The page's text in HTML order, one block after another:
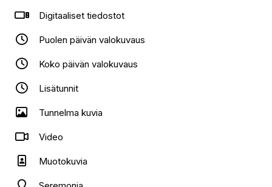
Jasper Simonsen
Digitaaliset tiedostot
Puolen päivän valokuvaus
Koko päivän valokuvaus
Lisätunnit
Tunnelma kuvia
Video
Muotokuvia